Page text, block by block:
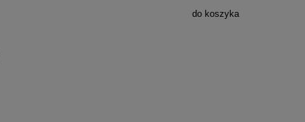
do koszyka